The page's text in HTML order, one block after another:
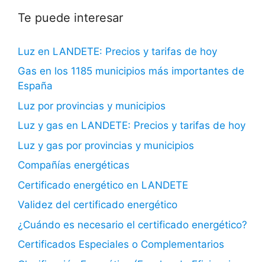
Te puede interesar
Luz en LANDETE: Precios y tarifas de hoy
Gas en los 1185 municipios más importantes de
España
Luz por provincias y municipios
Luz y gas en LANDETE: Precios y tarifas de hoy
Luz y gas por provincias y municipios
Compañías energéticas
Certificado energético en LANDETE
Validez del certificado energético
¿Cuándo es necesario el certificado energético?
Certificados Especiales o Complementarios